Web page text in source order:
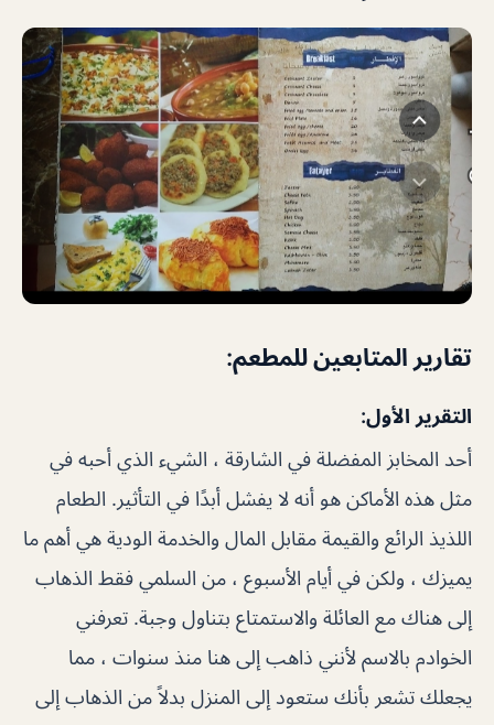
تقارير المتابعين للمطعم:
التقرير الأول:
أحد المخابز المفضلة في الشارقة ، الشيء الذي أحبه في
مثل هذه الأماكن هو أنه لا يفشل أبدًا في التأثير. الطعام
اللذيذ الرائع والقيمة مقابل المال والخدمة الودية هي أهم ما
يميزك ، ولكن في أيام الأسبوع ، من السلمي فقط الذهاب
إلى هناك مع العائلة والاستمتاع بتناول وجبة. تعرفني
الخوادم بالاسم لأنني ذاهب إلى هنا منذ سنوات ، مما
يجعلك تشعر بأنك ستعود إلى المنزل بدلاً من الذهاب إلى